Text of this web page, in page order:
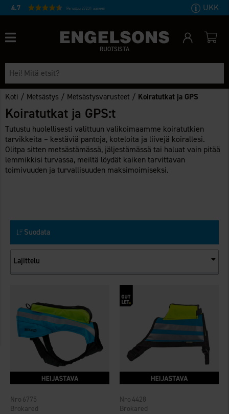
4.7 Perustuu 27231 ääneen UKK
RUOTSISTA
Koti / Metsästys / Metsästysvarusteet / Koiratutkat ja GPS
Koiratutkat ja GPS:t
Tutustu huolellisesti valittuun valikoimaamme koiratutkien
tarvikkeita – kestäviä pantoja, koteloita ja liivejä koirallesi.
Olitpa sitten metsästämässä, jäljestämässä tai haluat vain pitää
lemmikkisi turvassa, meiltä löydät kaiken tarvittavan
toimivuuden ja turvallisuuden maksimoimiseksi.
Suodata
Lajittelu
Brokared
6775
Brokared
4428